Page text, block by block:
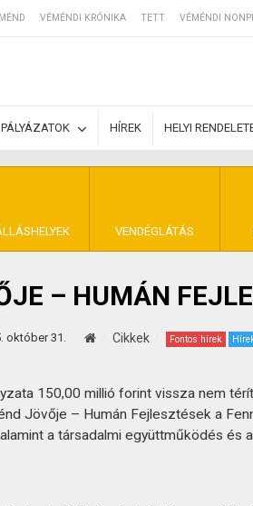
VÉMÉNDI KRÓNIKA TETT VÉMÉNDI
PÁLYÁZATOK HÍREK HELYI
VENDÉGLÁTÁS
– HUMÁN
október 31. Cikkek Fontos hírek
150,00 millió forint vissza nem
Jövője – Humán Fejlesztések a
a társadalmi együttműködés és